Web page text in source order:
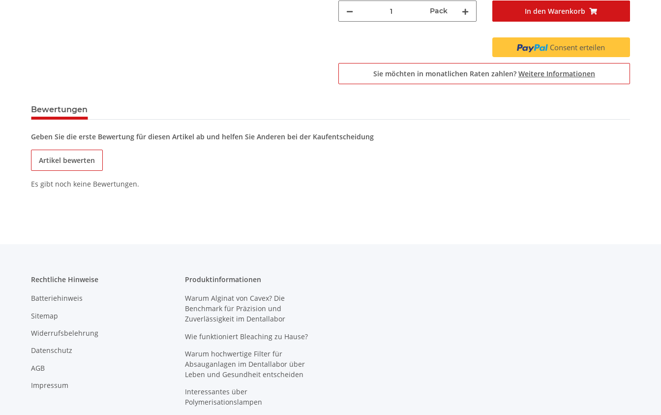
Pack In den Warenkorb
Consent erteilen
Sie möchten in monatlichen Raten zahlen? Weitere Informationen
Bewertungen
Geben Sie die erste Bewertung für diesen Artikel ab und helfen Sie Anderen bei der Kaufentscheidung
Artikel bewerten
Es gibt noch keine Bewertungen.
Rechtliche Hinweise
Batteriehinweis
Sitemap
Widerrufsbelehrung
Datenschutz
AGB
Impressum
Produktinformationen
Warum Alginat von Cavex? Die
Benchmark für Präzision und
Zuverlässigkeit im Dentallabor
Wie funktioniert Bleaching zu Hause?
Warum hochwertige Filter für
Absauganlagen im Dentallabor über
Leben und Gesundheit entscheiden
Interessantes über
Polymerisationslampen